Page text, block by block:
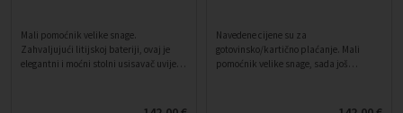
Mali pomoćnik velike snage.
Zahvaljujući litijskoj bateriji, ovaj je
elegantni i moćni stolni usisavač uvijek
Navedene cijene su za
gotovinsko/kartično plaćanje. Mali
pomoćnik velike snage, sada još